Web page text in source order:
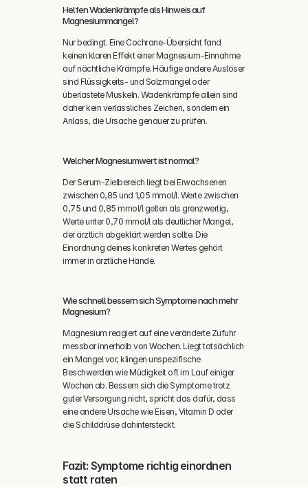
Helfen Wadenkrämpfe als Hinweis auf
Magnesiummangel?
Nur bedingt. Eine Cochrane-Übersicht fand
keinen klaren Effekt einer Magnesium-Einnahme
auf nächtliche Krämpfe. Häufige andere Auslöser
sind Flüssigkeits- und Salzmangel oder
überlastete Muskeln. Wadenkrämpfe allein sind
daher kein verlässliches Zeichen, sondern ein
Anlass, die Ursache genauer zu prüfen.
Welcher Magnesiumwert ist normal?
Der Serum-Zielbereich liegt bei Erwachsenen
zwischen 0,85 und 1,05 mmol/l. Werte zwischen
0,75 und 0,85 mmol/l gelten als grenzwertig,
Werte unter 0,70 mmol/l als deutlicher Mangel,
der ärztlich abgeklärt werden sollte. Die
Einordnung deines konkreten Wertes gehört
immer in ärztliche Hände.
Wie schnell bessern sich Symptome nach mehr
Magnesium?
Magnesium reagiert auf eine veränderte Zufuhr
messbar innerhalb von Wochen. Liegt tatsächlich
ein Mangel vor, klingen unspezifische
Beschwerden wie Müdigkeit oft im Lauf einiger
Wochen ab. Bessern sich die Symptome trotz
guter Versorgung nicht, spricht das dafür, dass
eine andere Ursache wie Eisen, Vitamin D oder
die Schilddrüse dahintersteckt.
Fazit: Symptome richtig einordnen
statt raten